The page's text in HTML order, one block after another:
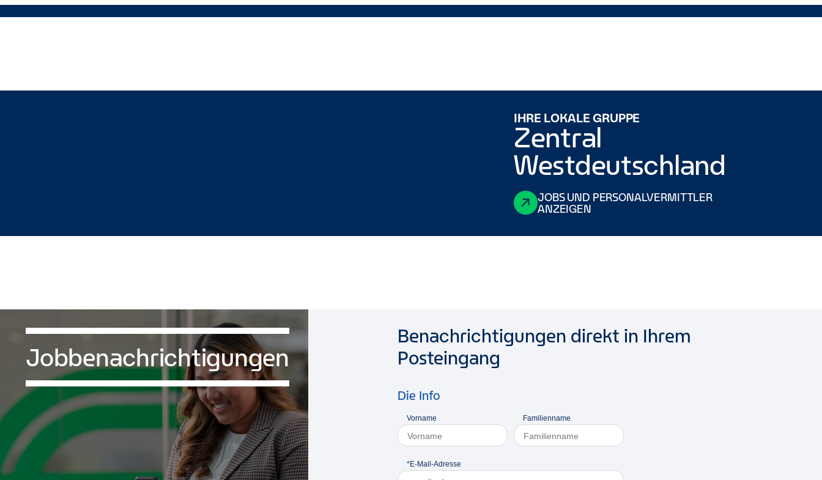
IHRE LOKALE GRUPPE
Zentral
Westdeutschland
JOBS UND PERSONALVERMITTLER
ANZEIGEN
Jobbenachrichtigungen
Benachrichtigungen direkt in Ihrem
Posteingang
Die Info
Vorname Familienname
*E-Mail-Adresse